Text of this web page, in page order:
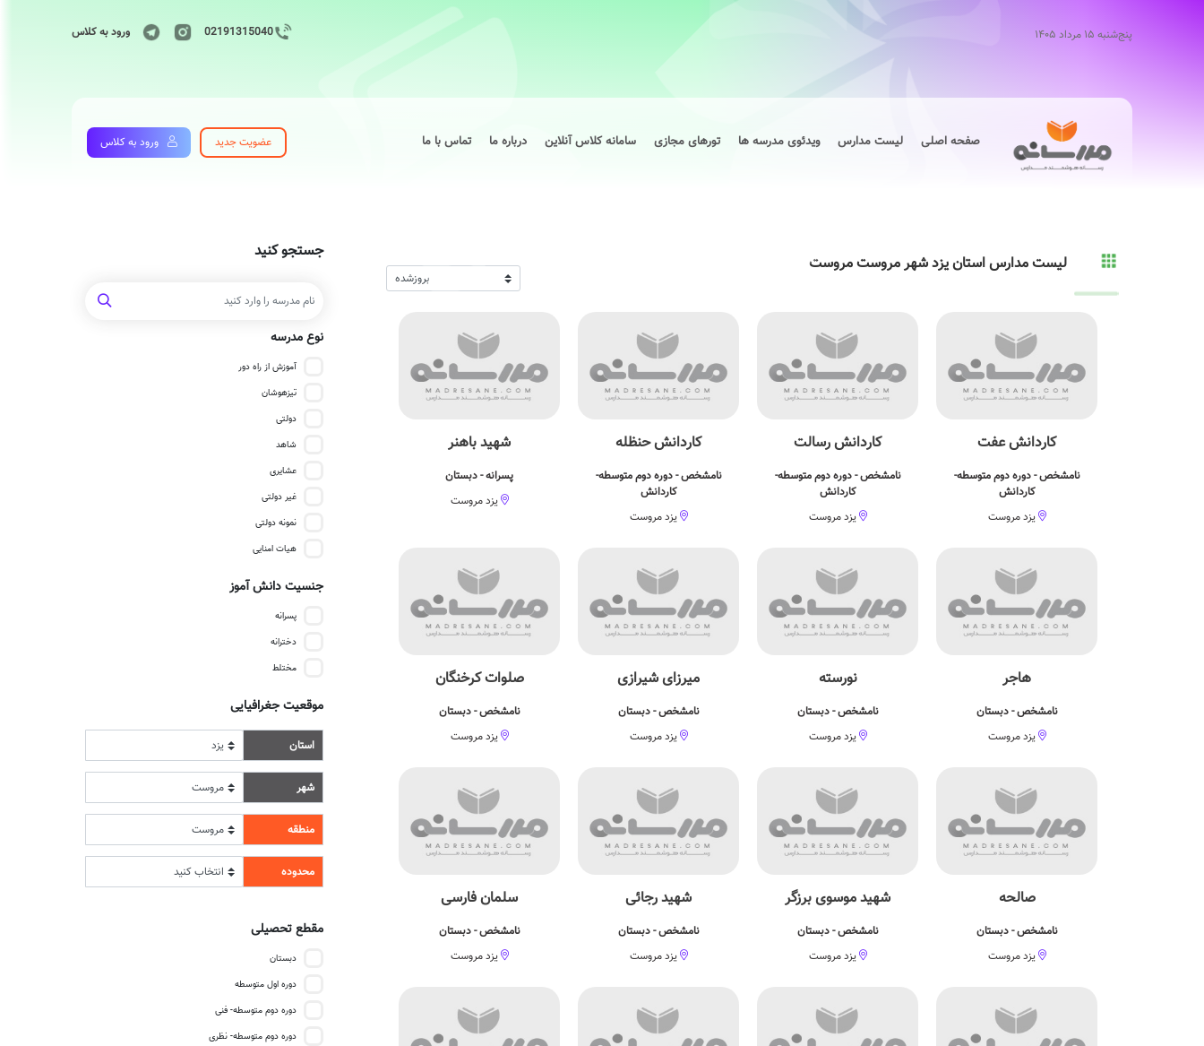
پنج‌شنبه ۱۵ مرداد ۱۴۰۵ 02191315040 ورود به کلاس
صفحه اصلی لیست مدارس ویدئوی مدرسه ها تورهای مجازی سامانه کلاس آنلاین درباره ما تماس با ما عضویت جدید ورود به کلاس
جستجو کنید
نوع مدرسه
آموزش از راه دور
تیزهوشان
دولتی
شاهد
عشایری
غیر دولتی
نمونه دولتی
هیات امنایی
جنسیت دانش آموز
پسرانه
دخترانه
مختلط
موقعیت جغرافیایی
استان
شهر
منطقه
محدوده
مقطع تحصیلی
دبستان
دوره اول متوسطه
دوره دوم متوسطه- فنی
دوره دوم متوسطه- نظری
لیست مدارس استان یزد شهر مروست مروست
كاردانش عفت
نامشخص - دوره دوم متوسطه-
کاردانش
یزد مروست
کاردانش رسالت
نامشخص - دوره دوم متوسطه-
کاردانش
یزد مروست
کاردانش حنظله
نامشخص - دوره دوم متوسطه-
کاردانش
یزد مروست
شهید باهنر
پسرانه - دبستان
یزد مروست
هاجر
نامشخص - دبستان
یزد مروست
نورسته
نامشخص - دبستان
یزد مروست
میرزای شیرازی
نامشخص - دبستان
یزد مروست
صلوات کرخنگان
نامشخص - دبستان
یزد مروست
صالحه
نامشخص - دبستان
یزد مروست
شهید موسوی برزگر
نامشخص - دبستان
یزد مروست
شهید رجائی
نامشخص - دبستان
یزد مروست
سلمان فارسی
نامشخص - دبستان
یزد مروست